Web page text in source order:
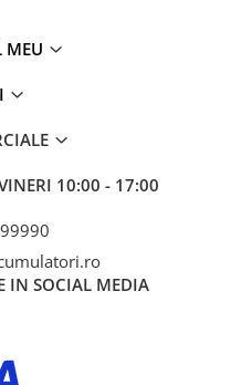
MEU
10:00 - 17:00
IN SOCIAL MEDIA